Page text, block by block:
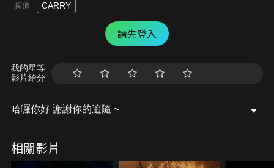
頻道 CARRY
請先登入
我的星等
影片給分
哈囉你好 謝謝你的追隨 ~
相關影片